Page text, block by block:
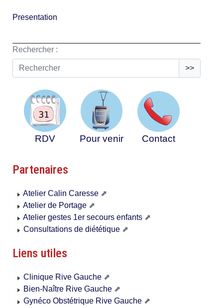
Presentation
Rechercher :
>>
RDV Pour venir Contact
Partenaires
Atelier Calin Caresse
Atelier de Portage
Atelier gestes 1er secours enfants
Consultations de diététique
Liens utiles
Clinique Rive Gauche
Bien-Naître Rive Gauche
Gynéco Obstétrique Rive Gauche